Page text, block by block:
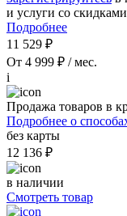
и услуги со
Подробнее
11 529 ₽
От 4 999 ₽ / мес.
i
Продажа товаров в
Подробнее о
без карты
12 136 ₽
в наличии
Смотреть товар